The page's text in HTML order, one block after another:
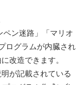
ン迷路」「マリオ
ログラムが内臓され
改造できます。
が記載されている